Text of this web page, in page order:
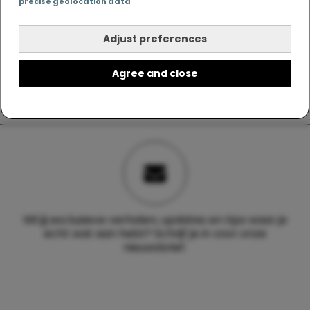
Adjust preferences
Agree and close
Wil jij exclusieve verhalen, updates en tips waar je
echt wat aan hebt? Schrijf je in voor onze
nieuwsbrief.